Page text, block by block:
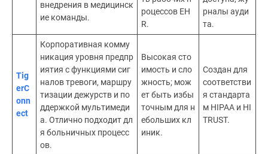
внедрения в медицинск
ие команды.
роцессов EH
R.
рналы ауди
та.
Tig
erC
onn
ect
Корпоративная комму
никация уровня предпр
иятия с функциями сиг
налов тревоги, маршру
тизации дежурств и по
ддержкой мультимеди
а. Отлично подходит дл
я больничных процесс
ов.
Высокая сто
имость и сло
жность; мож
ет быть избы
точным для н
ебольших кл
иник.
Создан для
соответстви
я стандарта
м HIPAA и HI
TRUST.